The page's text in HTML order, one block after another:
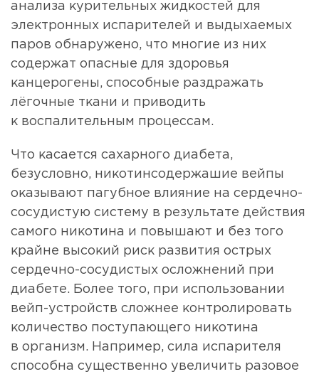
анализа курительных жидкостей для
электронных испарителей и выдыхаемых
паров обнаружено, что многие из них
содержат опасные для здоровья
канцерогены, способные раздражать
лёгочные ткани и приводить
к воспалительным процессам.
Что касается сахарного диабета,
безусловно, никотинсодержашие вейпы
оказывают пагубное влияние на сердечно-
сосудистую систему в результате действия
самого никотина и повышают и без того
крайне высокий риск развития острых
сердечно-сосудистых осложнений при
диабете. Более того, при использовании
вейп-устройств сложнее контролировать
количество поступающего никотина
в организм. Например, сила испарителя
способна существенно увеличить разовое